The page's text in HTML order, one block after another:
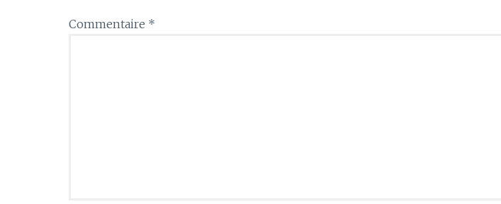
Commentaire *